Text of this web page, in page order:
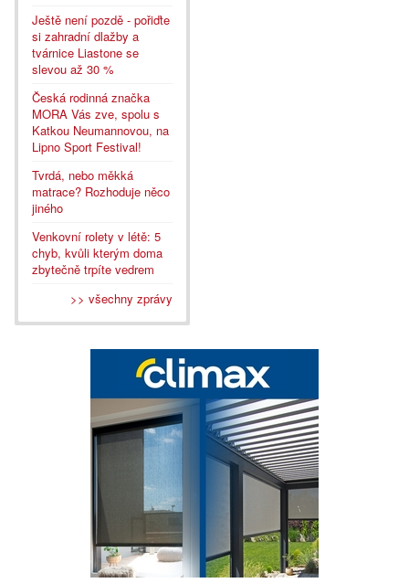
Ještě není pozdě - pořiďte
si zahradní dlažby a
tvárnice Liastone se
slevou až 30 %
Česká rodinná značka
MORA Vás zve, spolu s
Katkou Neumannovou, na
Lipno Sport Festival!
Tvrdá, nebo měkká
matrace? Rozhoduje něco
jiného
Venkovní rolety v létě: 5
chyb, kvůli kterým doma
zbytečně trpíte vedrem
>> všechny zprávy